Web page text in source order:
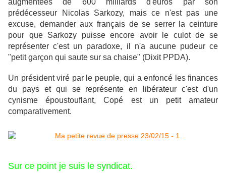
augmentées de 600 milliards d'euros par son
prédécesseur Nicolas Sarkozy, mais ce n'est pas une
excuse, demander aux français de se serrer la ceinture
pour que Sarkozy puisse encore avoir le culot de se
représenter c'est un paradoxe, il n'a aucune pudeur ce
"petit garçon qui saute sur sa chaise" (Dixit PPDA).
Un président viré par le peuple, qui a enfoncé les finances
du pays et qui se représente en libérateur c'est d'un
cynisme époustouflant, Copé est un petit amateur
comparativement.
Sur ce point je suis le syndicat.